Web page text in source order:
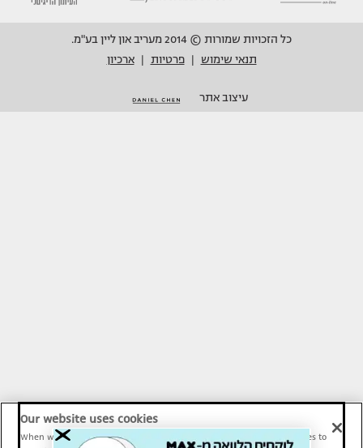
כל הזכויות שמורות © 2014 מעריב און ליין בע"מ.
תנאי שימוש
פרטיות ארכיון
עיצוב אתר
Our website uses cookies
When we provide Maariv, TMI and Sport1 content online, we use cookies to